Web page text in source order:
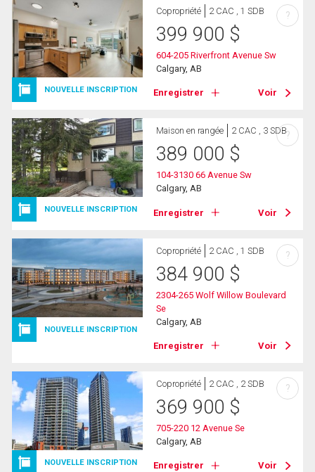
NOUVELLE INSCRIPTION
Copropriété 2 CAC , 1 SDB
399 900 $
604-205 Riverfront Avenue Sw
Calgary, AB
Enregistrer Voir
?
NOUVELLE INSCRIPTION
Maison en rangée 2 CAC , 3 SDB
389 000 $
104-3130 66 Avenue Sw
Calgary, AB
Enregistrer Voir
?
NOUVELLE INSCRIPTION
Copropriété 2 CAC , 1 SDB
384 900 $
2304-265 Wolf Willow Boulevard
Se
Calgary, AB
Enregistrer Voir
?
NOUVELLE INSCRIPTION
Copropriété 2 CAC , 2 SDB
369 900 $
705-220 12 Avenue Se
Calgary, AB
Enregistrer Voir
?